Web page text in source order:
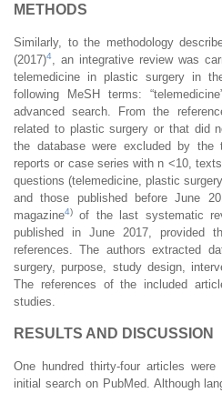
METHODS
Similarly, to the methodology
(2017)4
, an integrative review was
telemedicine in plastic surgery in
following MeSH terms:
advanced search. From the
related to plastic surgery or that did
the database were excluded by the
reports or case series with n <10,
questions (telemedicine, plastic
and those published before June
magazine4)
of the last systematic
published in June 2017, provided
references. The authors extracted
surgery, purpose, study design,
The references of the included
studies.
RESULTS AND DISCUSSION
One hundred thirty-four articles
initial search on PubMed. Although